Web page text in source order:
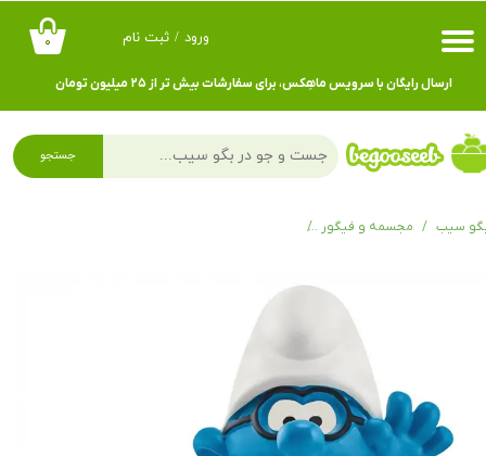
۰ ورود / ثبت نام
حساب کاربری من
تغییر گذر واژه
سفارشات
ارسال رایگان با سرویس ماهِکس، برای سفارشات بیش تر از ۲۵ میلیون تومان
جستجو
سیب مجسمه و فیگور